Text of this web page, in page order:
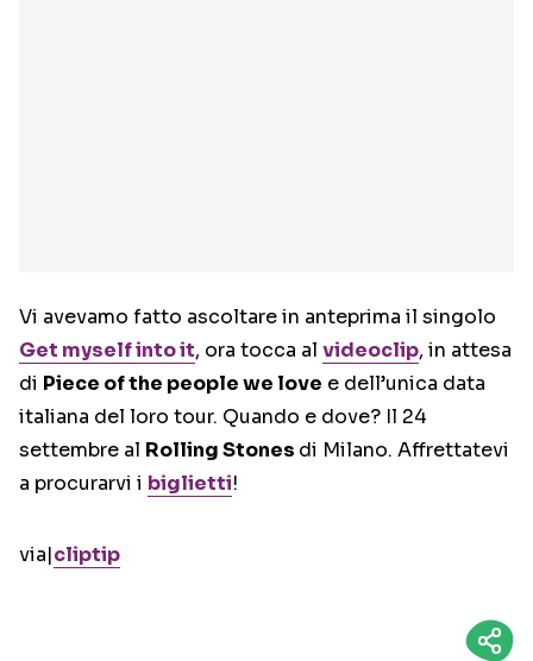
Vi avevamo fatto ascoltare in anteprima il singolo
Get myself into it, ora tocca al videoclip, in attesa
di Piece of the people we love e dell’unica data
italiana del loro tour. Quando e dove? Il 24
settembre al Rolling Stones di Milano. Affrettatevi
a procurarvi i biglietti!
via|cliptip